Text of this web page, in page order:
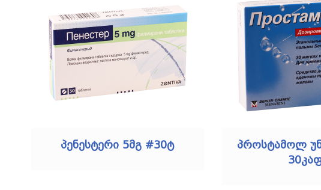
პენესტერი 5მგ #30ტ
პროსტამოლ